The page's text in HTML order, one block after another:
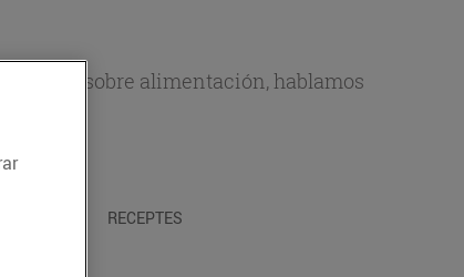
sobre alimentación, hablamos
RECEPTES